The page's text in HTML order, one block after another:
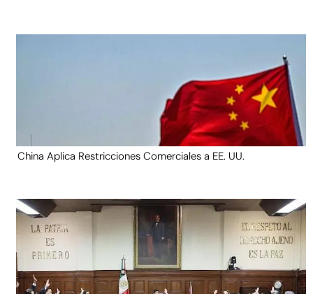
China Aplica Restricciones Comerciales a EE. UU.